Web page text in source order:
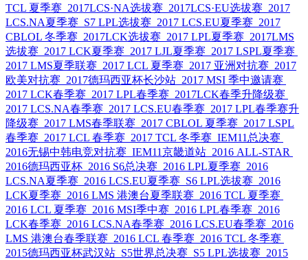
TCL 夏季赛 2017LCS·NA选拔赛 2017LCS·EU选拔赛 2017
LCS.NA夏季赛 S7 LPL选拔赛 2017 LCS.EU夏季赛 2017
CBLOL 冬季赛 2017LCK选拔赛 2017 LPL夏季赛 2017LMS
选拔赛 2017 LCK夏季赛 2017 LJL夏季赛 2017 LSPL夏季赛
2017 LMS夏季联赛 2017 LCL 夏季赛 2017 亚洲对抗赛 2017
欧美对抗赛 2017德玛西亚杯长沙站 2017 MSI 季中邀请赛
2017 LCK春季赛 2017 LPL春季赛 2017LCK春季升降级赛
2017 LCS.NA春季赛 2017 LCS.EU春季赛 2017 LPL春季赛升
降级赛 2017 LMS春季联赛 2017 CBLOL 夏季赛 2017 LSPL
春季赛 2017 LCL 春季赛 2017 TCL 冬季赛 IEM11总决赛
2016无锡中韩电竞对抗赛 IEM11京畿道站 2016 ALL-STAR
2016德玛西亚杯 2016 S6总决赛 2016 LPL夏季赛 2016
LCS.NA夏季赛 2016 LCS.EU夏季赛 S6 LPL选拔赛 2016
LCK夏季赛 2016 LMS 港澳台夏季联赛 2016 TCL 夏季赛
2016 LCL 夏季赛 2016 MSI季中赛 2016 LPL春季赛 2016
LCK春季赛 2016 LCS.NA春季赛 2016 LCS.EU春季赛 2016
LMS 港澳台春季联赛 2016 LCL 春季赛 2016 TCL 冬季赛
2015德玛西亚杯武汉站 S5世界总决赛 S5 LPL选拔赛 2015